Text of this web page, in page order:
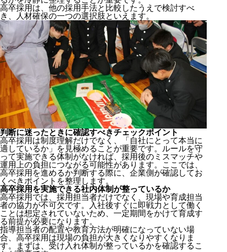
高卒採用は、他の採用手法と比較したうえで検討すべ
き、人材確保の一つの選択肢といえます。
判断に迷ったときに確認すべきチェックポイント
高卒採用は制度理解だけでなく、「自社にとって本当に
適しているか」を見極めることが重要です。ルールを守
って実施できる体制がなければ、採用後のミスマッチや
運用上の負担につながる可能性があります。ここでは、
高卒採用を進めるか判断する際に、企業側が確認してお
くべきポイントを整理します。
高卒採用を実施できる社内体制が整っているか
高卒採用では、採用担当者だけでなく、現場や育成担当
者の協力が不可欠です。入社後すぐに即戦力として働く
ことは想定されていないため、一定期間をかけて育成す
る前提が必要になります。
指導担当者の配置や教育方法が明確になっていない場
合、高卒採用は現場の負担が大きくなりやすくなりま
す。まずは、受け入れ体制が整っているかを確認するこ